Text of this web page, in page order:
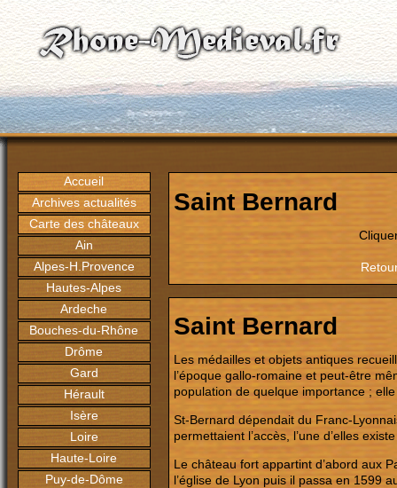
Accueil
Archives actualités
Carte des châteaux
Ain
Alpes-H.Provence
Hautes-Alpes
Ardeche
Bouches-du-Rhône
Drôme
Gard
Hérault
Isère
Loire
Haute-Loire
Puy-de-Dôme
Saint Bernard
Saint Bernard
Les médailles et objets antiques
l’époque gallo-romaine et peut-être
population de quelque importance ;
St-Bernard dépendait du Franc-
permettaient l’accès, l’une d’elles
Le château fort appartint d’abord aux
l’église de Lyon puis il passa en 1599